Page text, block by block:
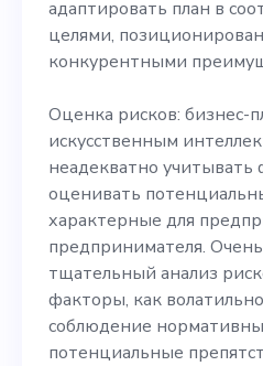
адаптировать план в
целями,
конкурентными
Оценка рисков: бизнес-
искусственным
неадекватно
оценивать
характерные для
предпринимателя.
тщательный анализ
факторы, как
соблюдение
потенциальные